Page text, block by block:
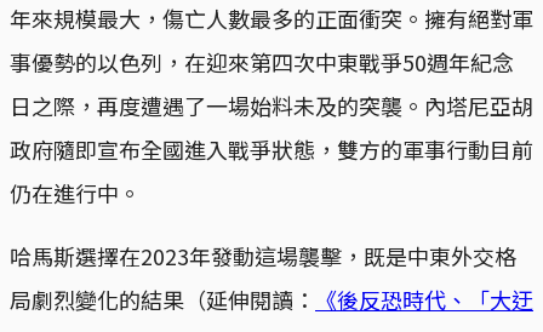
年來規模最大，傷亡人數最多的正面衝突。擁有絕對軍
事優勢的以色列，在迎來第四次中東戰爭50週年紀念
日之際，再度遭遇了一場始料未及的突襲。內塔尼亞胡
政府隨即宣布全國進入戰爭狀態，雙方的軍事行動目前
仍在進行中。
哈馬斯選擇在2023年發動這場襲擊，既是中東外交格
局劇烈變化的結果（延伸閱讀：
《後反恐時代、「大迂